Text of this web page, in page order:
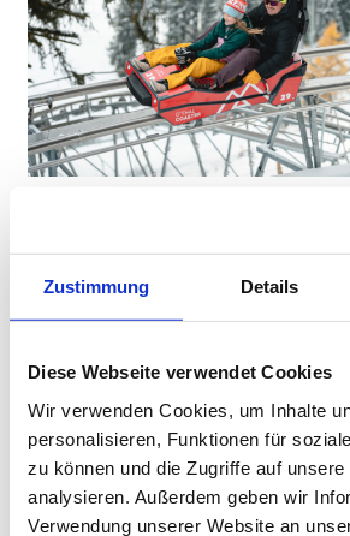
Zustimmung Details
Diese Webseite verwendet Cookies
Wir verwenden Cookies, um Inhalte
personalisieren, Funktionen für
zu können und die Zugriffe auf
analysieren. Außerdem geben wir
Verwendung unserer Website an
The Othal Coaster offers pure
ten exciting steep curves, four thrilling
FAQ